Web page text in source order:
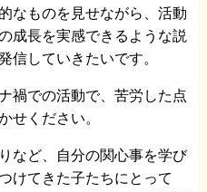
なものを見せながら、活動
成長を実感できるような説
信していきたいです。
禍での活動で、苦労した点
せください。
など、自分の関心事を学び
けてきた子たちにとって